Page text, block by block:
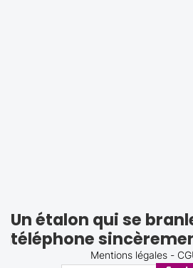
Un étalon qui se
téléphone
Mentions légales-